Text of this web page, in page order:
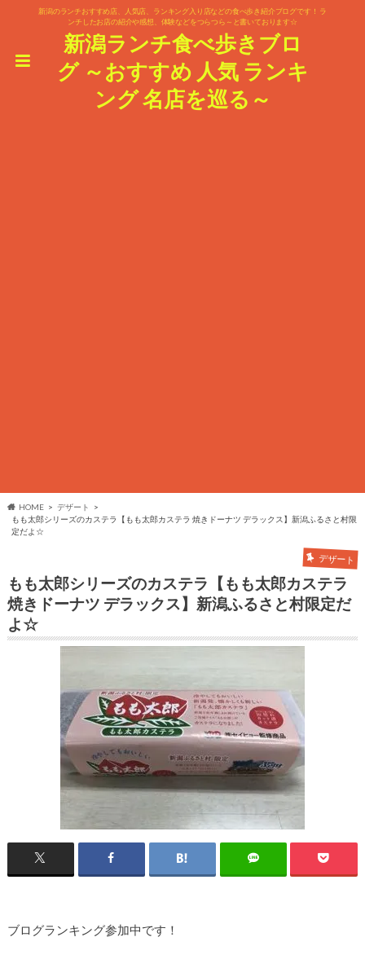
新潟のランチおすすめ店、人気店、ランキング入り店などの食べ歩き紹介ブログです！ ラ
ンチしたお店の紹介や感想、体験などをつらつら～と書いております☆
新潟ランチ食べ歩きブロ
グ ～おすすめ 人気 ランキ
ング 名店を巡る～
HOME
デザート
もも太郎シリーズのカステラ【もも太郎カステラ 焼きドーナツ デラックス】新潟ふるさと村限
定だよ☆
デザート
もも太郎シリーズのカステラ【もも太郎カステラ
焼きドーナツ デラックス】新潟ふるさと村限定だ
よ☆
ブログランキング参加中です！